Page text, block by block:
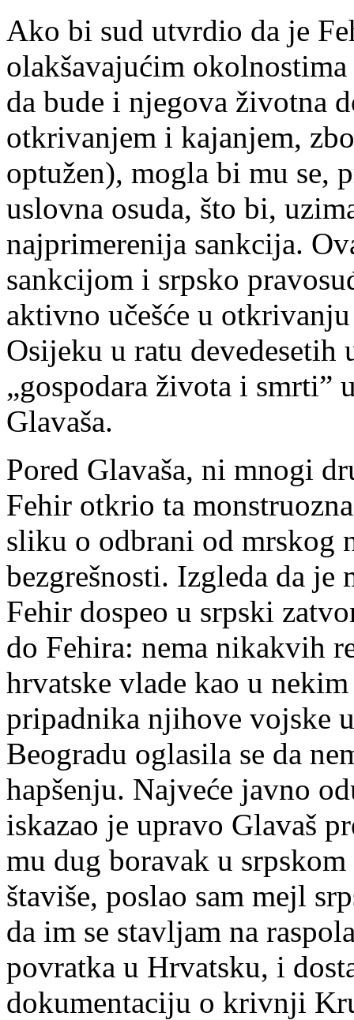
Ako bi sud utvrdio da je
olakšavajućim
da bude i njegova životna
otkrivanjem i kajanjem,
optužen), mogla bi mu se,
uslovna osuda, što bi,
najprimerenija sankcija.
sankcijom i srpsko
aktivno učešće u
Osijeku u ratu
„gospodara života i smrti”
Glavaša.
Pored Glavaša, ni mnogi
Fehir otkrio ta
sliku o odbrani od mrskog
bezgrešnosti. Izgleda da
Fehir dospeo u srpski
do Fehira: nema nikakvih
hrvatske vlade kao u
pripadnika njihove vojske
Beogradu oglasila se da
hapšenju. Najveće javno
iskazao je upravo Glavaš
mu dug boravak u
štaviše, poslao sam mejl
da im se stavljam na
povratka u Hrvatsku, i
dokumentaciju o krivnji